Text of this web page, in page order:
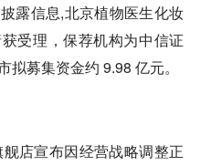
露信息,北京植物医生化妆
受理，保荐机构为中信证
募集资金约 9.98 亿元。
店宣布因经营战略调整正